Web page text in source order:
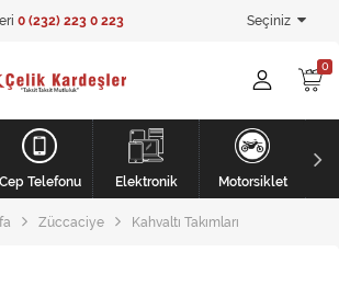
0 (232) 223 0 223 Seçiniz
Tüm Kategoriler
Ev Tekstili
GİYİM
Kişisel Bakım
Mobilya
Cep Telefonu Elektronik Motorsiklet
Züccaciye Kahvaltı Takımları